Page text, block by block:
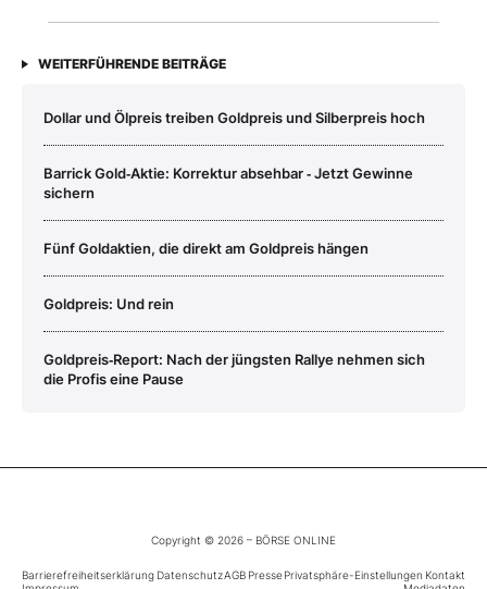
WEITERFÜHRENDE BEITRÄGE
Dollar und Ölpreis treiben Goldpreis und Silberpreis hoch
Barrick Gold‑Aktie: Korrektur absehbar ‑ Jetzt Gewinne
sichern
Fünf Goldaktien, die direkt am Goldpreis hängen
Goldpreis: Und rein
Goldpreis‑Report: Nach der jüngsten Rallye nehmen sich
die Profis eine Pause
Copyright © 2026 – BÖRSE ONLINE
Barrierefreiheitserklärung DatenschutzAGB PressePrivatsphäre-Einstellungen Kontakt